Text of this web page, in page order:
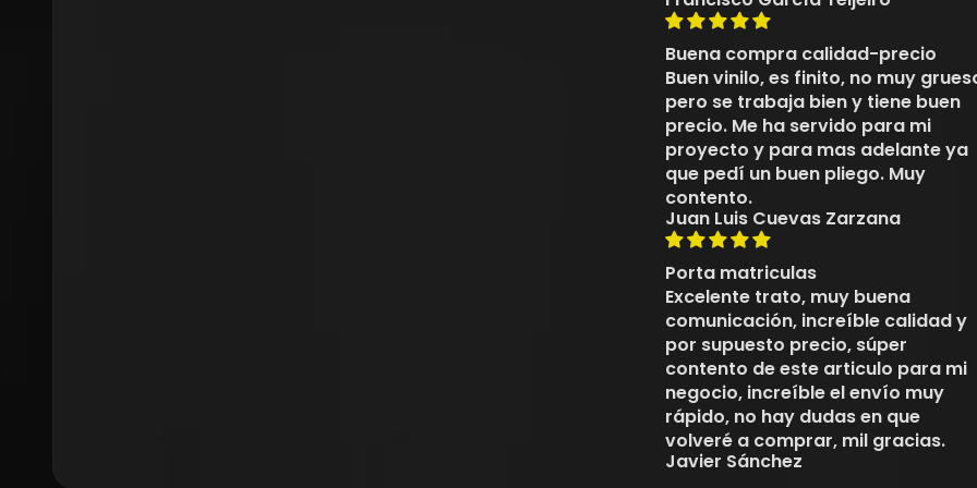
Buena compra calidad-precio
Buen vinilo, es finito, no muy
pero se trabaja bien y tiene buen
precio. Me ha servido para mi
proyecto y para mas adelante ya
que pedí un buen pliego. Muy
contento.
Juan Luis Cuevas Zarzana
Porta matriculas
Excelente trato, muy buena
comunicación, increíble calidad y
por supuesto precio, súper
contento de este articulo para mi
negocio, increíble el envío muy
rápido, no hay dudas en que
volveré a comprar, mil gracias.
Javier Sánchez